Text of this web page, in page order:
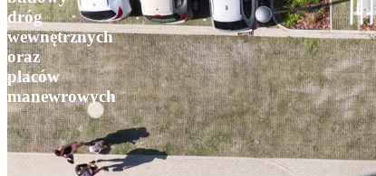
dróg
wewnętrznych
oraz
placów
manewrowych